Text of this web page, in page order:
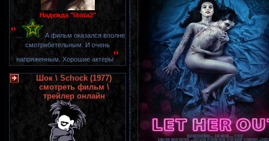
Надежда "litota2"
"
А фильм оказался вполне
смотрибетельным. И очень
напряженным. Хорошие актеры"
Шок \ Schock (1977)
смотреть фильм \
трейлер онлайн